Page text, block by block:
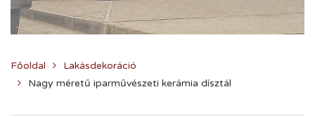
Főoldal
Lakásdekoráció
Nagy méretű iparművészeti kerámia dísztál